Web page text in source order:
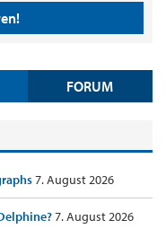
FORUM
7. August 2026
7. August 2026